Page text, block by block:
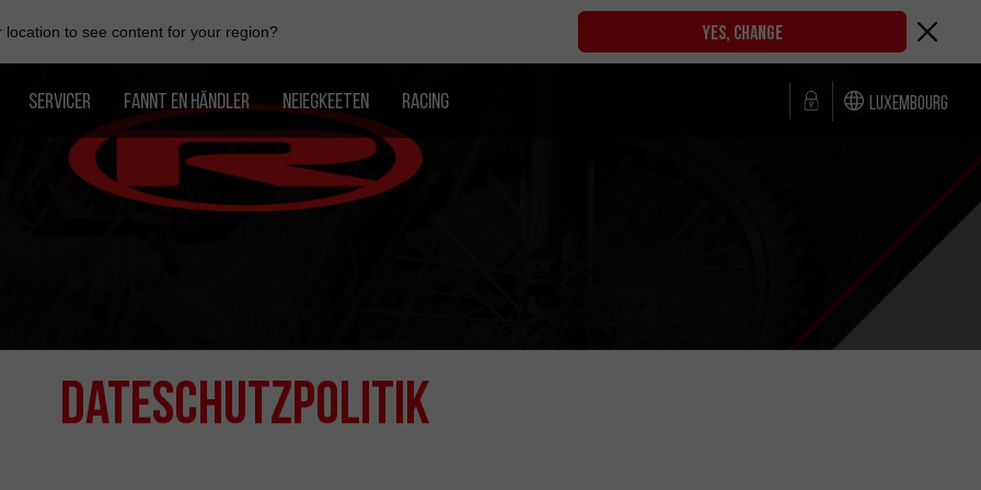
to see content for your region? YES, CHANGE
SERVICER FANNT EN HÄNDLER NEIEGKEETEN RACING Luxembourg
Dateschutzpolitik